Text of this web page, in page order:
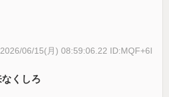
2026/06/15(月) 08:59:06.22 ID:MQF+6I
くしろ